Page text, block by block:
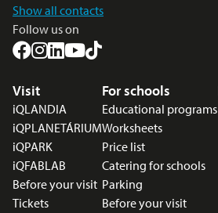
Show all contacts
Follow us on
Footer menu
Visit
iQLANDIA
iQPLANETÁRIUM
iQPARK
iQFABLAB
Before your visit
Tickets
For schools
Educational programs
Worksheets
Price list
Catering for schools
Parking
Before your visit